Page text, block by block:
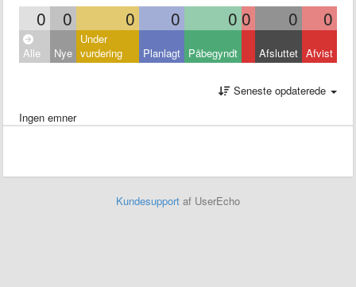
0 0 0 0 0 0 0 0
Alle Nye
Under
vurdering
Planlagt Påbegyndt Afsluttet Afvist
Seneste opdaterede
Ingen emner
Kundesupport af UserEcho